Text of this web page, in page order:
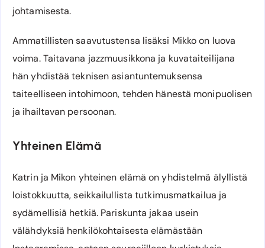
johtamisesta.
Ammatillisten saavutustensa lisäksi Mikko on luova
voima. Taitavana jazzmuusikkona ja kuvataiteilijana
hän yhdistää teknisen asiantuntemuksensa
taiteelliseen intohimoon, tehden hänestä monipuolisen
ja ihailtavan persoonan.
Yhteinen Elämä
Katrin ja Mikon yhteinen elämä on yhdistelmä älyllistä
loistokkuutta, seikkailullista tutkimusmatkailua ja
sydämellisiä hetkiä. Pariskunta jakaa usein
välähdyksiä henkilökohtaisesta elämästään